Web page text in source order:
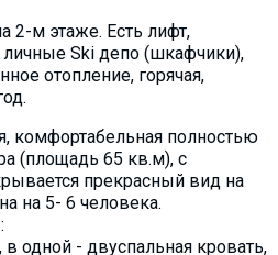
2-м этаже. Есть лифт,
личные Ski депо (шкафчики),
отопление, горячая,
комфортабельная полностью
(площадь 65 кв.м), с
прекрасный вид на
на 5- 6 человека.
одной - двуспальная кровать,